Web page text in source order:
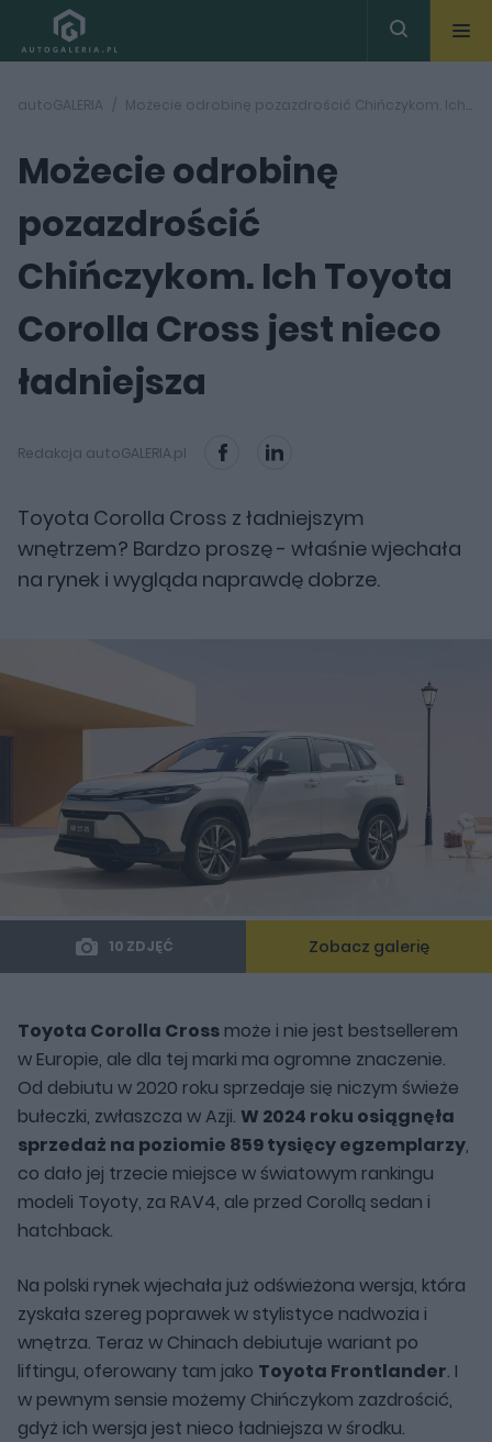
autoGALERIA Możecie odrobinę pozazdrościć Chińczykom. Ich Toyota Corolla Cross jest nieco ładniejsza
Możecie odrobinę
pozazdrościć
Chińczykom. Ich Toyota
Corolla Cross jest nieco
ładniejsza
Redakcja autoGALERIA.pl
Toyota Corolla Cross z ładniejszym
wnętrzem? Bardzo proszę - właśnie wjechała
na rynek i wygląda naprawdę dobrze.
10 ZDJĘĆ Zobacz galerię
Toyota Corolla Cross może i nie jest bestsellerem
w Europie, ale dla tej marki ma ogromne znaczenie.
Od debiutu w 2020 roku sprzedaje się niczym świeże
bułeczki, zwłaszcza w Azji. W 2024 roku osiągnęła
sprzedaż na poziomie 859 tysięcy egzemplarzy,
co dało jej trzecie miejsce w światowym rankingu
modeli Toyoty, za RAV4, ale przed Corollą sedan i
hatchback.
Na polski rynek wjechała już odświeżona wersja, która
zyskała szereg poprawek w stylistyce nadwozia i
wnętrza. Teraz w Chinach debiutuje wariant po
liftingu, oferowany tam jako Toyota Frontlander. I
w pewnym sensie możemy Chińczykom zazdrościć,
gdyż ich wersja jest nieco ładniejsza w środku.